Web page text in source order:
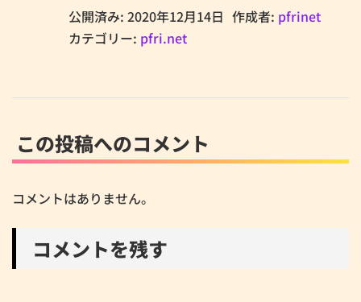
公開済み: 2020年12月14日 作成者: pfrinet
カテゴリー: pfri.net
この投稿へのコメント
コメントはありません。
コメントを残す